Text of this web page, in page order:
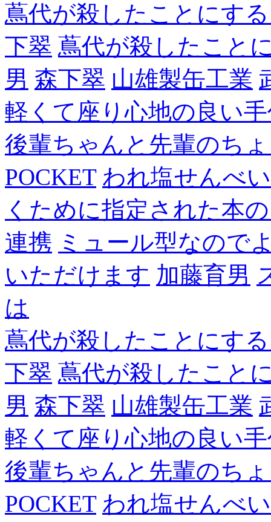
蔦代が殺したことにす
下翠 蔦代が殺したこと
男 森下翠 山雄製缶工業
軽くて座り心地の良い
後輩ちゃんと先輩のち
POCKET われ塩せんべい
くために指定された本
連携 ミュール型なので
いただけます 加藤育男
は
蔦代が殺したことにす
下翠 蔦代が殺したこと
男 森下翠 山雄製缶工業
軽くて座り心地の良い
後輩ちゃんと先輩のち
POCKET われ塩せんべい